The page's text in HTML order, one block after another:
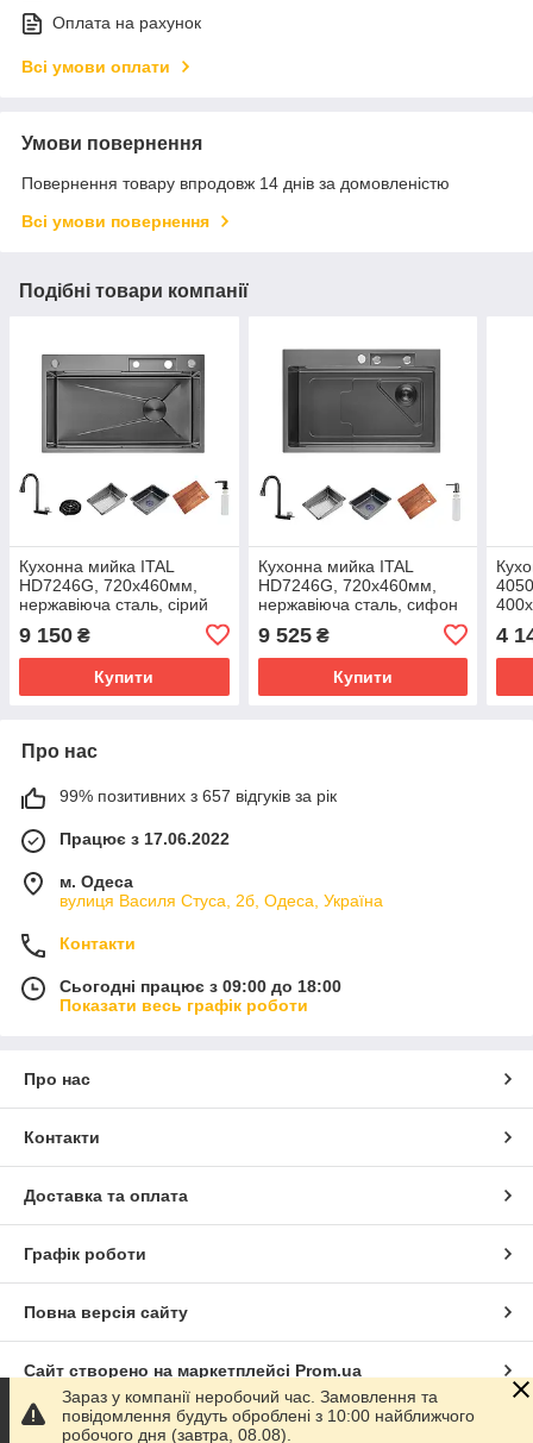
Оплата на рахунок
Всі умови оплати
Умови повернення
Повернення товару впродовж 14 днів за домовленістю
Всі умови повернення
Подібні товари компанії
Кухонна мийка ITAL
HD7246G, 720x460мм,
нержавіюча сталь, сірий
9 150 ₴
Купити
Кухонна мийка ITAL
HD7246G, 720x460мм,
нержавіюча сталь, сифон
9 525₴
Купити
4
Про нас
99% позитивних з 657 відгуків за рік
Працює з 17.06.2022
м. Одеса
вулиця Василя Стуса, 2б, Одеса, Україна
Контакти
Сьогодні працює з 09:00 до 18:00
Показати весь графік роботи
Про нас
Контакти
Доставка та оплата
Графік роботи
Повна версія сайту
Сайт створено на маркетплейсі Prom.ua
Політика конфіденційності
Зараз у компанії неробочий час. Замовлення та
повідомлення будуть оброблені з 10:00 найближчого
робочого дня (завтра, 08.08).